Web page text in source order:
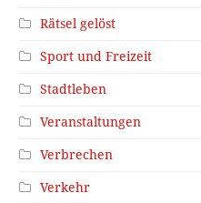
Rätsel gelöst
Sport und Freizeit
Stadtleben
Veranstaltungen
Verbrechen
Verkehr